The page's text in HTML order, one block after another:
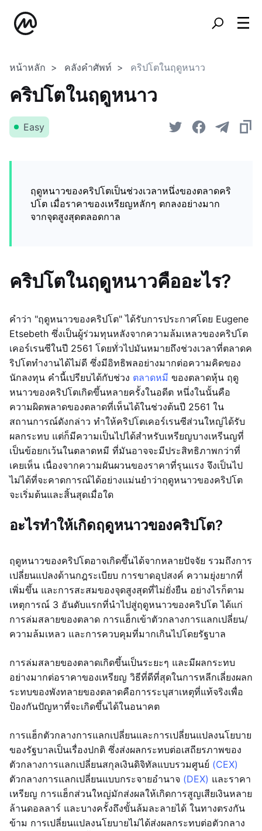
หน้าหลัก คลังคำศัพท์ คริปโตในฤดูหนาว
คริปโตในฤดูหนาว
Easy
ฤดูหนาวของคริปโตเป็นช่วงเวลาหนึ่งของตลาดคริ
ปโต เมื่อราคาของเหรียญหลักๆ ตกลงอย่างมาก
จากจุดสูงสุดตลอดกาล
คริปโตในฤดูหนาวคืออะไร?
คำว่า "ฤดูหนาวของคริปโต" ได้รับการประกาศโดย Eugene
Etsebeth ซึ่งเป็นผู้ร่วมทุนหลังจากความล้มเหลวของคริปโต
เคอร์เรนซีในปี 2561 โดยทั่วไปมันหมายถึงช่วงเวลาที่ตลาดค
ริปโตทำงานได้ไม่ดี ซึ่งมีอิทธิพลอย่างมากต่อความคิดของ
นักลงทุน คำนี้เปรียบได้กับช่วง ตลาดหมี ของตลาดหุ้น ฤดู
หนาวของคริปโตเกิดขึ้นหลายครั้งในอดีต หนึ่งในนั้นคือ
ความผิดพลาดของตลาดที่เห็นได้ในช่วงต้นปี 2561 ใน
สถานการณ์ดังกล่าว ทำให้คริปโตเคอร์เรนซีส่วนใหญ่ได้รับ
ผลกระทบ แต่ก็มีความเป็นไปได้สำหรับเหรียญบางเหรีนญที่
เป็นข้อยกเว้นในตลาดหมี ที่มันอาจจะมีประสิทธิภาพกว่าที่
เคยเห็น เนื่องจากความผันผวนของราคาที่รุนแรง จึงเป็นไป
ไม่ได้ที่จะคาดการณ์ได้อย่างแม่นยำว่าฤดูหนาวของคริปโต
จะเริ่มต้นและสิ้นสุดเมื่อใด
อะไรทำให้เกิดฤดูหนาวของคริปโต?
ฤดูหนาวของคริปโตอาจเกิดขึ้นได้จากหลายปัจจัย รวมถึงการ
เปลี่ยนแปลงด้านกฎระเบียบ การขาดอุปสงค์ ความยุ่งยากที่
เพิ่มขึ้น และการสะสมของจุดสูงสุดที่ไม่ยั่งยืน อย่างไรก็ตาม
เหตุการณ์ 3 อันดับแรกที่นำไปสู่ฤดูหนาวของคริปโต ได้แก่
การล่มสลายของตลาด การแฮ็กเข้าตัวกลางการแลกเปลี่ยน/
ความล้มเหลว และการควบคุมที่มากเกินไปโดยรัฐบาล
การล่มสลายของตลาดเกิดขึ้นเป็นระยะๆ และมีผลกระทบ
อย่างมากต่อราคาของเหรียญ วิธีที่ดีที่สุดในการหลีกเลี่ยงผลก
ระทบของพังทลายของตลาดคือการระบุสาเหตุที่แท้จริงเพื่อ
ป้องกันปัญหาที่จะเกิดขึ้นได้ในอนาคต
การแฮ็กตัวกลางการแลกเปลี่ยนและการเปลี่ยนแปลงนโยบาย
ของรัฐบาลเป็นเรื่องปกติ ซึ่งส่งผลกระทบต่อเสถียรภาพของ
ตัวกลางการแลกเปลี่ยนสกุลเงินดิจิทัลแบบรวมศูนย์ (CEX)
ตัวกลางการแลกเปลี่ยนแบบกระจายอำนาจ (DEX) และราคา
เหรียญ การแฮ็กส่วนใหญ่มักส่งผลให้เกิดการสูญเสียเงินหลาย
ล้านดอลลาร์ และบางครั้งถึงขั้นล้มละลายได้ ในทางตรงกัน
ข้าม การเปลี่ยนแปลงนโยบายไม่ได้ส่งผลกระทบต่อตัวกลาง